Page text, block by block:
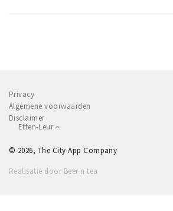
Privacy
Algemene voorwaarden
Disclaimer
Etten-Leur
© 2026, The City App Company
Realisatie door Beer n tea